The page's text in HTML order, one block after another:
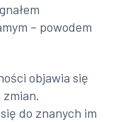
– powodem
objawia się
do znanych im